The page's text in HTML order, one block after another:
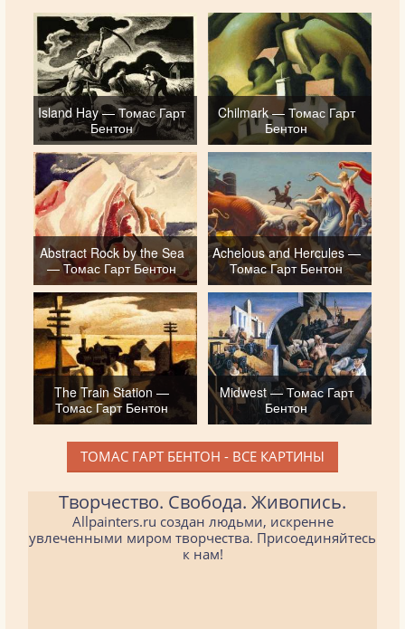
Island Hay — Томас Гарт
Бентон
Chilmark — Томас Гарт
Бентон
Abstract Rock by the Sea
— Томас Гарт Бентон
Achelous and Hercules —
Томас Гарт Бентон
The Train Station —
Томас Гарт Бентон
Midwest — Томас Гарт
Бентон
ТОМАС ГАРТ БЕНТОН - ВСЕ КАРТИНЫ
Творчество. Свобода. Живопись.
Allpainters.ru создан людьми, искренне
увлеченными миром творчества. Присоединяйтесь
к нам!